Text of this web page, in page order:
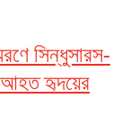
সিন্ধুসারস-
হৃদয়ের